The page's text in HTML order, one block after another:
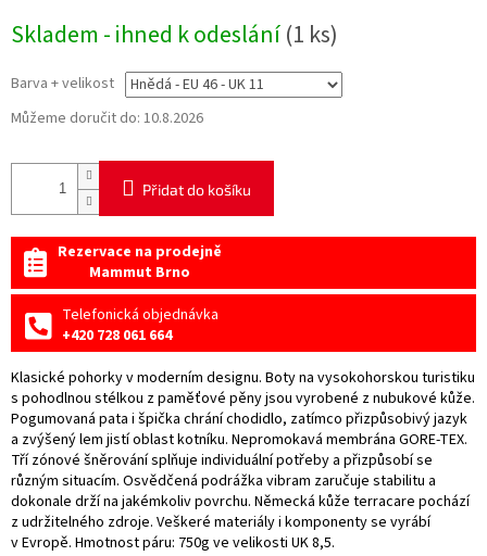
cena:
Skladem - ihned k odeslání(1 ks)
Barva + velikost
Můžeme doručit do: 10.8.2026
Přidat do košíku
Rezervace na prodejně
Mammut Brno
Telefonická objednávka
+420 728 061 664
Klasické pohorky v moderním designu. Boty na vysokohorskou turistiku
s pohodlnou stélkou z paměťové pěny jsou vyrobené z nubukové kůže.
Pogumovaná pata i špička chrání chodidlo, zatímco přizpůsobivý jazyk
a zvýšený lem jistí oblast kotníku. Nepromokavá membrána GORE-TEX.
Tří zónové šněrování splňuje individuální potřeby a přizpůsobí se
různým situacím. Osvědčená podrážka vibram zaručuje stabilitu a
dokonale drží na jakémkoliv povrchu. Německá kůže terracare pochází
z udržitelného zdroje. Veškeré materiály i komponenty se vyrábí
v Evropě. Hmotnost páru: 750g ve velikosti UK 8,5.